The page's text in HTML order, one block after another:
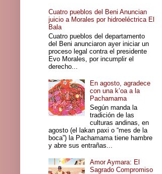
Cuatro pueblos del Beni Anuncian
juicio a Morales por hidroeléctrica El
Bala
Cuatro pueblos del departamento
del Beni anunciaron ayer iniciar un
proceso legal contra el presidente
Evo Morales, por incumplir el
derecho...
En agosto, agradece
con una k’oa a la
Pachamama
Según manda la
tradición de las
culturas andinas, en
agosto (el lakan paxi o “mes de la
boca”) la Pachamama tiene hambre
y abre sus entrañas...
Amor Aymara: El
Sagrado Compromiso